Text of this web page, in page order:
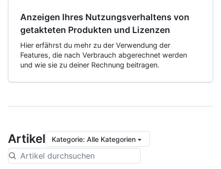
Anzeigen Ihres Nutzungsverhaltens von
getakteten Produkten und Lizenzen
Hier erfährst du mehr zu der Verwendung der
Features, die nach Verbrauch abgerechnet werden
und wie sie zu deiner Rechnung beitragen.
Artikel Kategorie: Alle Kategorien